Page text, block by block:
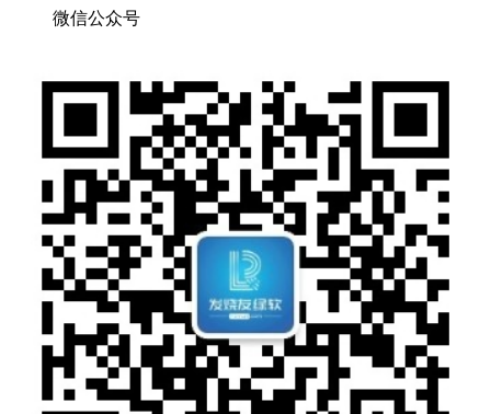
微信公众号